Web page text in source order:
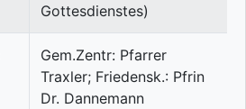
Gottesdienstes)
Gem.Zentr: Pfarrer
Traxler; Friedensk.: Pfrin
Dr. Dannemann